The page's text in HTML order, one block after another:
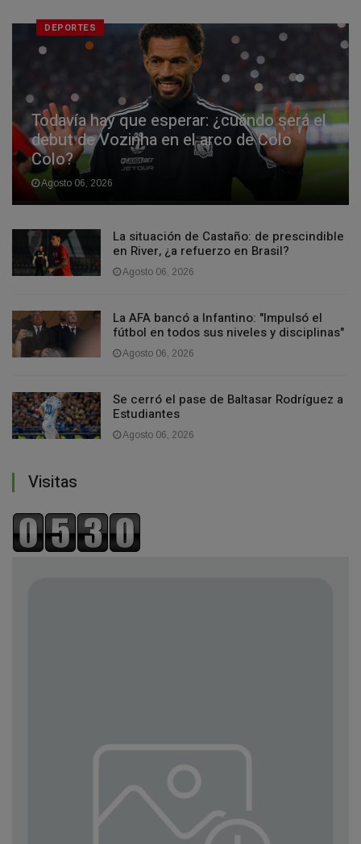
DEPORTES
Todavía hay que esperar: ¿cuándo será el
debut de Vozinha en el arco de Colo
Colo?
Agosto 06, 2026
La situación de Castaño: de prescindible
en River, ¿a refuerzo en Brasil?
Agosto 06, 2026
La AFA bancó a Infantino: "Impulsó el
fútbol en todos sus niveles y disciplinas"
Agosto 06, 2026
Se cerró el pase de Baltasar Rodríguez a
Estudiantes
Agosto 06, 2026
Visitas